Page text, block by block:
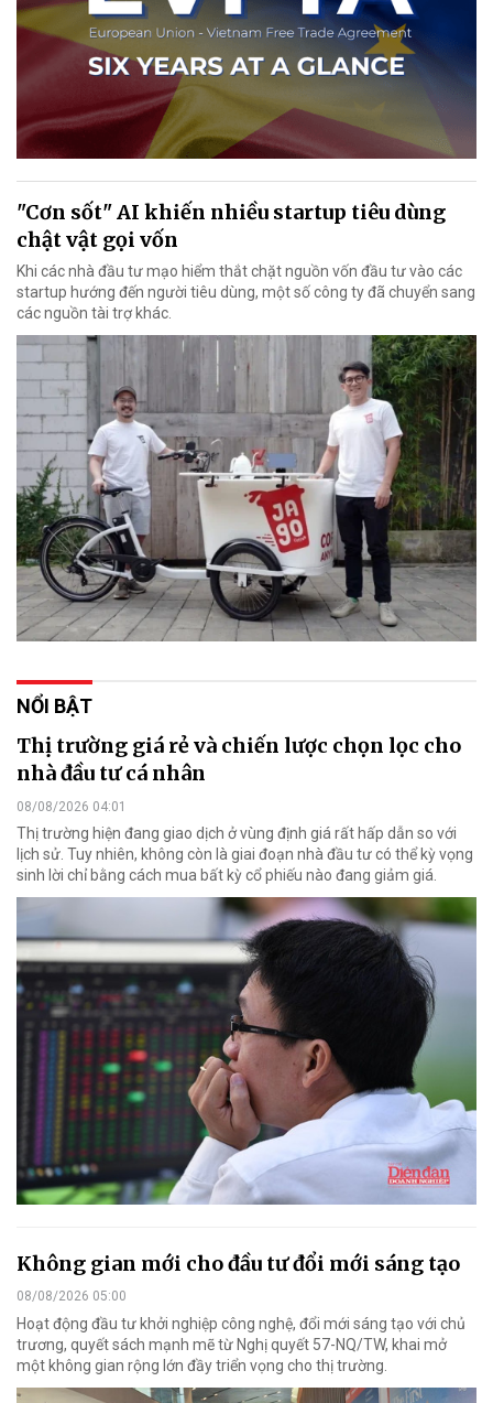
"Cơn sốt" AI khiến nhiều startup tiêu dùng
chật vật gọi vốn
Khi các nhà đầu tư mạo hiểm thắt chặt nguồn vốn đầu tư vào các
startup hướng đến người tiêu dùng, một số công ty đã chuyển sang
các nguồn tài trợ khác.
NỔI BẬT
Thị trường giá rẻ và chiến lược chọn lọc cho
nhà đầu tư cá nhân
08/08/2026 04:01
Thị trường hiện đang giao dịch ở vùng định giá rất hấp dẫn so với
lịch sử. Tuy nhiên, không còn là giai đoạn nhà đầu tư có thể kỳ vọng
sinh lời chỉ bằng cách mua bất kỳ cổ phiếu nào đang giảm giá.
Không gian mới cho đầu tư đổi mới sáng tạo
08/08/2026 05:00
Hoạt động đầu tư khởi nghiệp công nghệ, đổi mới sáng tạo với chủ
trương, quyết sách mạnh mẽ từ Nghị quyết 57-NQ/TW, khai mở
một không gian rộng lớn đầy triển vọng cho thị trường.